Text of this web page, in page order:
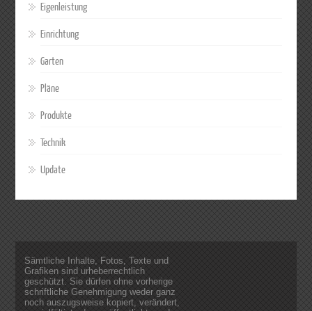
Eigenleistung
Einrichtung
Garten
Pläne
Produkte
Technik
Update
Sämtliche Inhalte, Fotos, Texte und
Grafiken sind urheberrechtlich
geschützt. Sie dürfen ohne vorherige
schriftliche Genehmigung weder ganz
noch auszugsweise kopiert, verändert,